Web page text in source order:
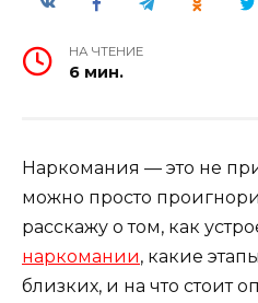
НА ЧТЕНИЕ
6 мин.
Наркомания — это не
можно просто
расскажу о том, как
наркомании, какие
близких, и на что стоит